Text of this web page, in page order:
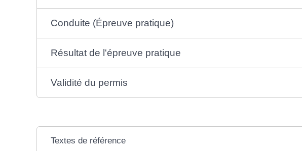
Conduite (Épreuve pratique)
Résultat de l'épreuve pratique
Validité du permis
Textes de référence